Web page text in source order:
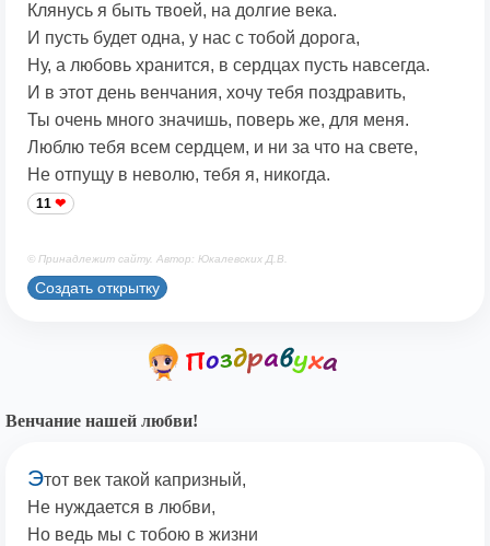
Клянусь я быть твоей, на долгие века.
И пусть будет одна, у нас с тобой дорога,
Ну, а любовь хранится, в сердцах пусть навсегда.
И в этот день венчания, хочу тебя поздравить,
Ты очень много значишь, поверь же, для меня.
Люблю тебя всем сердцем, и ни за что на свете,
Не отпущу в неволю, тебя я, никогда.
11
© Принадлежит сайту. Автор: Юкалевских Д.В.
Создать открытку
Венчание нашей любви!
Этот век такой капризный,
Не нуждается в любви,
Но ведь мы с тобою в жизни